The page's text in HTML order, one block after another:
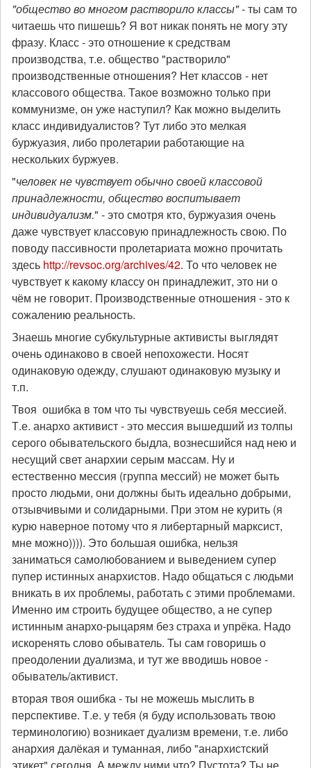
"общество во многом растворило классы"- ты сам то
читаешь что пишешь? Я вот никак понять не могу эту
фразу. Класс - это отношение к средствам
производства, т.е. общество "растворило"
производственные отношения? Нет классов - нет
классового общества. Такое возможно только при
коммунизме, он уже наступил? Как можно выделить
класс индивидуалистов? Тут либо это мелкая
буржуазия, либо пролетарии работающие на
нескольких буржуев.
"человек не чувствует обычно своей классовой
принадлежности, общество воспитывает
индивидуализм." - это смотря кто, буржуазия очень
даже чувствует классовую принадлежность свою. По
поводу пассивности пролетариата можно прочитать
здесь http://revsoc.org/archives/42. То что человек не
чувствует к какому классу он принадлежит, это ни о
чём не говорит. Производственные отношения - это к
сожалению реальность.
Знаешь многие субкультурные активисты выглядят
очень одинаково в своей непохожести. Носят
одинаковую одежду, слушают одинаковую музыку и
т.п.
Твоя ошибка в том что ты чувствуешь себя мессией.
Т.е. анархо активист - это мессия вышедший из толпы
серого обывательского быдла, вознесшийся над нею и
несущий свет анархии серым массам. Ну и
естественно мессия (группа мессий) не может быть
просто людьми, они должны быть идеально добрыми,
отзывчивыми и солидарными. При этом не курить (я
курю наверное потому что я либертарный марксист,
мне можно)))). Это большая ошибка, нельзя
заниматься самолюбованием и выведением супер
пупер истинных анархистов. Надо общаться с людьми
вникать в их проблемы, работать с этими проблемами.
Именно им строить будущее общество, а не супер
истинным анархо-рыцарям без страха и упрёка. Надо
искоренять слово обыватель. Ты сам говоришь о
преодолении дуализма, и тут же вводишь новое -
обыватель/активист.
вторая твоя ошибка - ты не можешь мыслить в
перспективе. Т.е. у тебя (я буду использовать твою
терминологию) возникает дуализм времени, т.е. либо
анархия далёкая и туманная, либо "анархистский